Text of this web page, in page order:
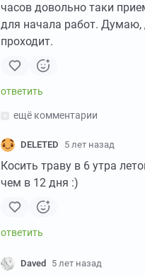
часов довольно таки
для начала работ.
проходит.
ещё комментарии
DELETED 5 лет назад
Косить траву в 6 утра
чем в 12 дня :)
Daved 5 лет назад